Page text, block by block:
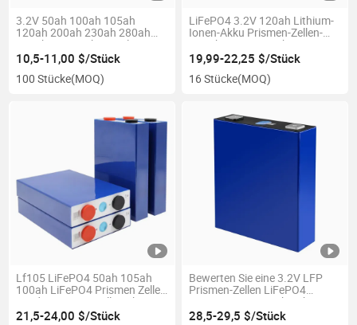
3.2V 50ah 100ah 105ah
120ah 200ah 230ah 280ah
320ah Auto-Pakete Solar-
Leitung LiFePO4
Energiespeicher Batterie
Batterien Zubehör
10,5-11,00 $/Stück
100 Stücke(MOQ)
LiFePO4 3.2V 120ah Lithium-
Ionen-Akku Prismen-Zellen-
Speichersystem Lithium-
Ionen-Batterie für Solarpanel
19,99-22,25 $/Stück
16 Stücke(MOQ)
Lf105 LiFePO4 50ah 105ah
100ah LiFePO4 Prismen Zellen
Grad a Prismen Zelle Lithium-
Eisen-Phosphat Batterie
21,5-24,00 $/Stück
Bewerten Sie eine 3.2V LFP
Prismen-Zellen LiFePO4
Batterie 3.2V 150ah Lithium-
Zelle
28,5-29,5 $/Stück